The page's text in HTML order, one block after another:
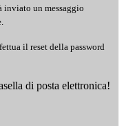
inviato un messaggio
il reset della password
di posta elettronica!